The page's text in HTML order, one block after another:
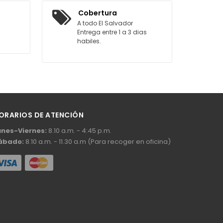
Cobertura
A todo El Salvador
Entrega entre 1 a 3 dias
habiles.
DE ATENCIÓN
Viernes: 8.10 a.m. - 4:45 p.m.
8.10 a.m. - 11.30 a.m (Para recoger en oficina)